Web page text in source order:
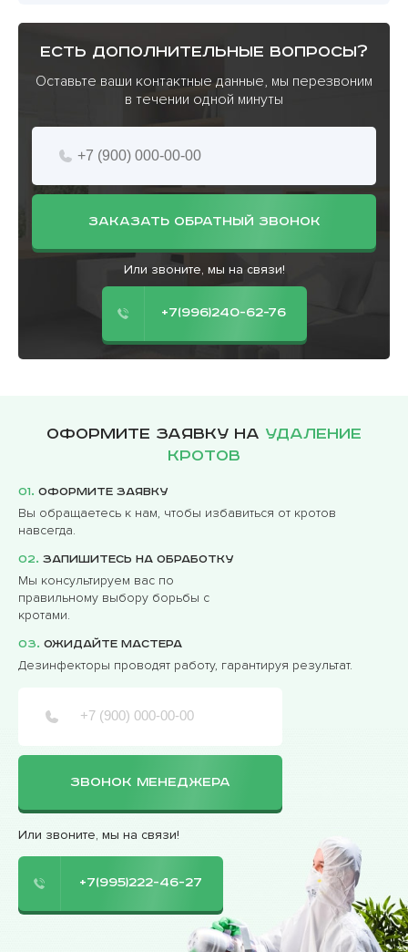
есть дополнительные вопросы?
Оставьте ваши контактные данные, мы перезвоним
в течении одной минуты
ЗАКАЗАТЬ ОБРАТНЫЙ ЗВОНОК
Или звоните, мы на связи!
+7(996)240-62-76
Оформите заявку на удаление
кротов
01. Оформите заявку
Вы обращаетесь к нам, чтобы избавиться от кротов
навсегда.
02. Запишитесь на обработку
Мы консультируем вас по
правильному выбору борьбы с
кротами.
03. Ожидайте мастера
Дезинфекторы проводят работу, гарантируя результат.
ЗВОНОК МЕНЕДЖЕРА
Или звоните, мы на связи!
+7(995)222-46-27